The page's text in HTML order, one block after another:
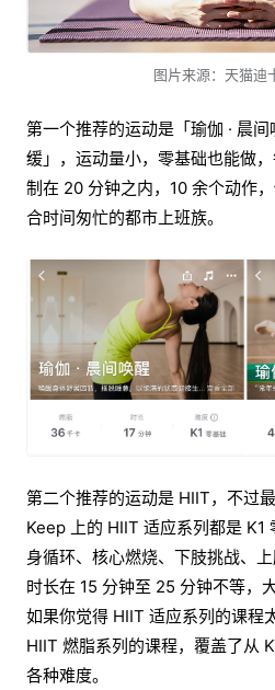
图片来源：天猫迪
第一个推荐的运动是「瑜伽 · 晨
缓」，运动量小，零基础也能做
制在 20 分钟之内，10 余个动作
合时间匆忙的都市上班族。
第二个推荐的运动是 HIIT，不过
Keep 上的 HIIT 适应系列都是 K1
身循环、核心燃烧、下肢挑战、
时长在 15 分钟至 25 分钟不等，
如果你觉得 HIIT 适应系列的课程
HIIT 燃脂系列的课程，覆盖了从
各种难度。